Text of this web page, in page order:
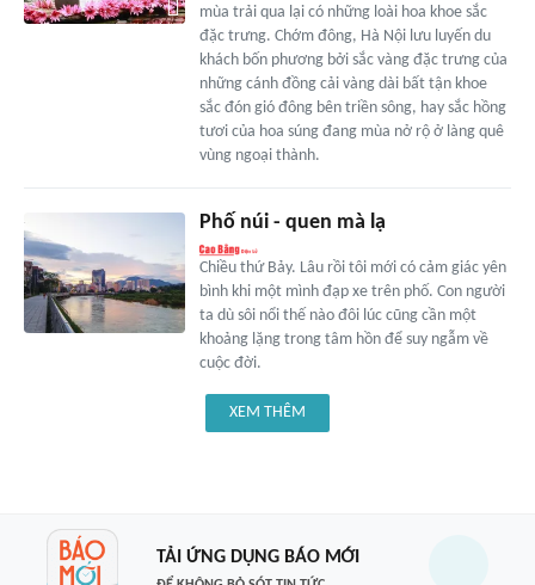
mùa trải qua lại có những loài hoa khoe sắc
đặc trưng. Chớm đông, Hà Nội lưu luyến du
khách bốn phương bởi sắc vàng đặc trưng của
những cánh đồng cải vàng dài bất tận khoe
sắc đón gió đông bên triền sông, hay sắc hồng
tươi của hoa súng đang mùa nở rộ ở làng quê
vùng ngoại thành.
Phố núi - quen mà lạ
Chiều thứ Bảy. Lâu rồi tôi mới có cảm giác yên
bình khi một mình đạp xe trên phố. Con người
ta dù sôi nổi thế nào đôi lúc cũng cần một
khoảng lặng trong tâm hồn để suy ngẫm về
cuộc đời.
XEM THÊM
TẢI ỨNG DỤNG BÁO MỚI